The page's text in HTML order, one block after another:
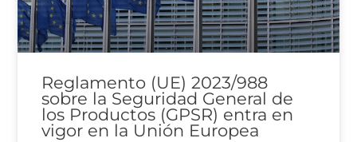
Reglamento (UE) 2023/988
sobre la Seguridad General de
los Productos (GPSR) entra en
vigor en la Unión Europea